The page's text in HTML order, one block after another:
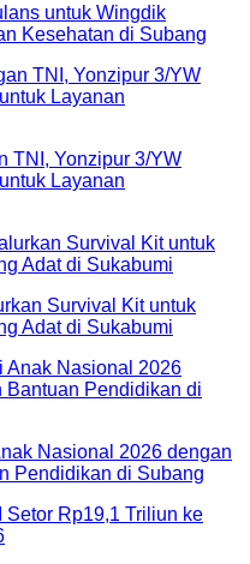
untuk Wingdik
Kesehatan di Subang
TNI, Yonzipur 3/YW
Layanan
Survival Kit untuk
Adat di Sukabumi
Nasional 2026 dengan
Pendidikan di Subang